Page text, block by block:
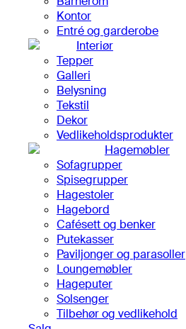
Kontor
Entré og garderobe
Interiør
Tepper
Galleri
Belysning
Tekstil
Dekor
Vedlikeholdsprodukter
Hagemøbler
Sofagrupper
Spisegrupper
Hagestoler
Hagebord
Cafésett og benker
Putekasser
Paviljonger og parasoller
Loungemøbler
Hageputer
Solsenger
Tilbehør og vedlikehold